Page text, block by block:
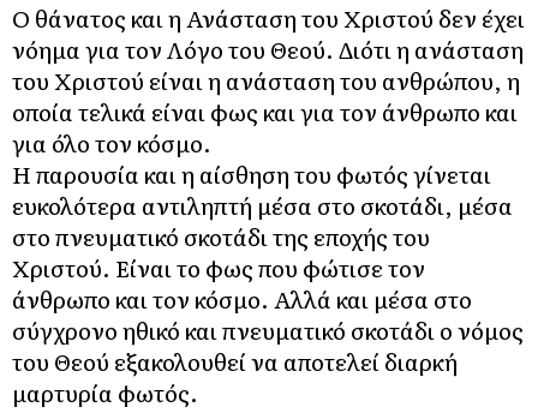
Ο θάνατος και η Ανάσταση του Χριστού δεν έχει
νόημα για τον Λόγο του Θεού. Διότι η ανάσταση
του Χριστού είναι η ανάσταση του ανθρώπου, η
οποία τελικά είναι φως και για τον άνθρωπο και
για όλο τον κόσμο.
Η παρουσία και η αίσθηση του φωτός γίνεται
ευκολότερα αντιληπτή μέσα στο σκοτάδι, μέσα
στο πνευματικό σκοτάδι της εποχής του
Χριστού. Είναι το φως που φώτισε τον
άνθρωπο και τον κόσμο. Αλλά και μέσα στο
σύγχρονο ηθικό και πνευματικό σκοτάδι ο νόμος
του Θεού εξακολουθεί να αποτελεί διαρκή
μαρτυρία φωτός.